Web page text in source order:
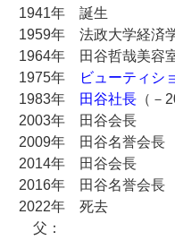
1941年 誕生
1959年 法政大学経済
1964年 田谷哲哉美容
1975年
ビューティシ
1983年
田谷社長（－
2003年 田谷会長
2009年 田谷名誉会長
2014年 田谷会長
2016年 田谷名誉会長
2022年 死去
父：